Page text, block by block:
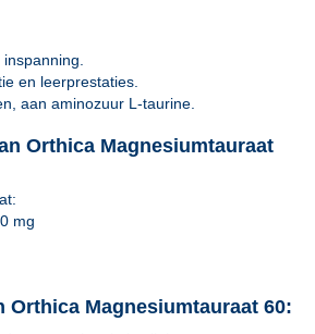
en leerprestaties.
aan aminozuur L-taurine.
Orthica Magnesiumtauraat
mg
Orthica Magnesiumtauraat 60: